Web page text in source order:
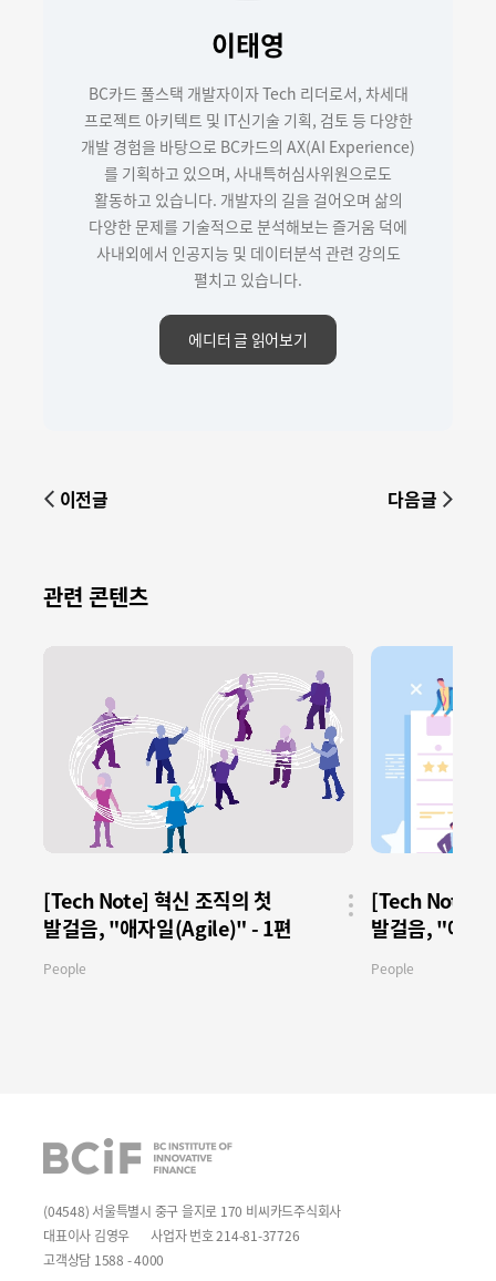
이태영
BC카드 풀스택 개발자이자 Tech 리더로서, 차세대
프로젝트 아키텍트 및 IT신기술 기획, 검토 등 다양한
개발 경험을 바탕으로 BC카드의 AX(AI Experience)
를 기획하고 있으며, 사내특허심사위원으로도
활동하고 있습니다. 개발자의 길을 걸어오며 삶의
다양한 문제를 기술적으로 분석해보는 즐거움 덕에
사내외에서 인공지능 및 데이터분석 관련 강의도
펼치고 있습니다.
에디터 글 읽어보기
이전글 다음글
관련 콘텐츠
[Tech Note] 혁신 조직의 첫
발걸음, "애자일(Agile)" - 1편
People
[Tech Note]
발걸음, "애
People
BCIF
(04548) 서울특별시 중구 을지로 170 비씨카드주식회사
대표이사 김영우
사업자 번호 214-81-37726
고객상담 1588 - 4000